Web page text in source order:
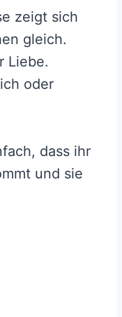
zeigt sich
gleich.
Liebe.
oder
dass ihr
und sie